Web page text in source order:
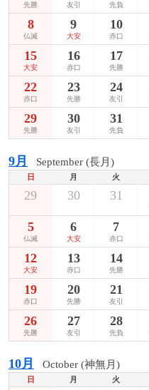
先勝 友引 先負
8
仏滅
9
大安
10
赤口
15
大安
16
赤口
17
先勝
22
赤口
23
先勝
24
友引
29
先勝
30
友引
31
先負
9月 September (長月)
日 月 火
29 30 31
5
仏滅
6
大安
7
赤口
12
大安
13
赤口
14
先勝
19
赤口
20
先勝
21
友引
26
先勝
27
友引
28
先負
10月 October (神無月)
日 月 火